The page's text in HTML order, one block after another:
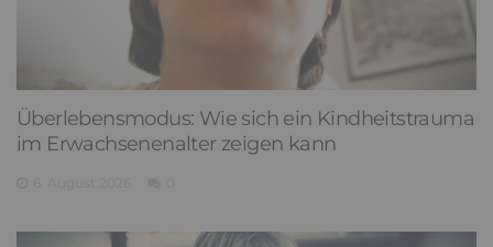
Überlebensmodus: Wie sich ein Kindheitstrauma
im Erwachsenenalter zeigen kann